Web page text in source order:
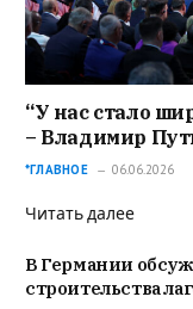
“У нас стало
– Владимир
*ГЛАВНОЕ 06.06.2026
Читать далее
В Германии
строительства